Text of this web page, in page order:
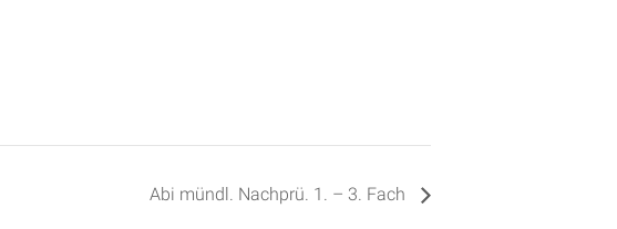
Abi mündl. Nachprü. 1. – 3. Fach